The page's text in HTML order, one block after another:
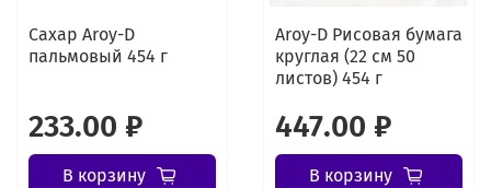
Сахар Aroy-D
пальмовый 454 г
233.00 ₽
В корзину
Aroy-D Рисовая бумага
круглая (22 см 50
листов) 454 г
447.00 ₽
В корзину